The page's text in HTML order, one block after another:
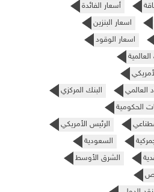
أسعار الفائدة
اسعار البنزين
اسعار الوقود
العالمي
البنك المركزي
الحكومية
الرئيس الأمريكي
السعودية
الشرق الأوسط